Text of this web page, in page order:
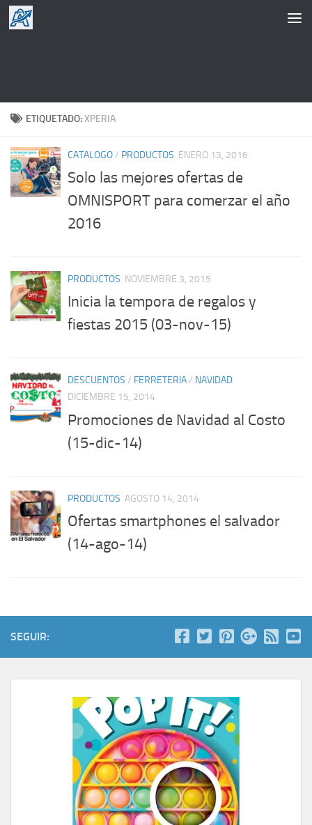
Saltar al contenido
ETIQUETADO:XPERIA
CATALOGO/ PRODUCTOS ENERO 13, 2016
Solo las mejores ofertas de
OMNISPORT para comerzar el año
2016
PRODUCTOS NOVIEMBRE 3, 2015
Inicia la tempora de regalos y
fiestas 2015 (03-nov-15)
DESCUENTOS / FERRETERIA/ NAVIDAD
DICIEMBRE 15, 2014
Promociones de Navidad al Costo
(15-dic-14)
PRODUCTOS AGOSTO 14, 2014
Ofertas smartphones el salvador
(14-ago-14)
SEGUIR: